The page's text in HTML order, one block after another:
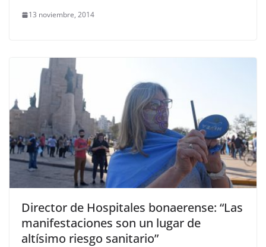
13 noviembre, 2014
Director de Hospitales bonaerense: “Las
manifestaciones son un lugar de
altísimo riesgo sanitario”